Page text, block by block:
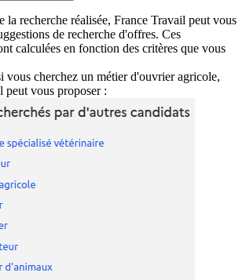
la recherche réalisée, France Travail peut vous
de recherche d'offres. Ces
calculées en fonction des critères que vous
vous cherchez un métier d'ouvrier agricole,
peut vous proposer :